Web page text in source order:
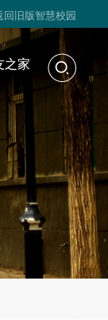
回旧版智慧校园
之家